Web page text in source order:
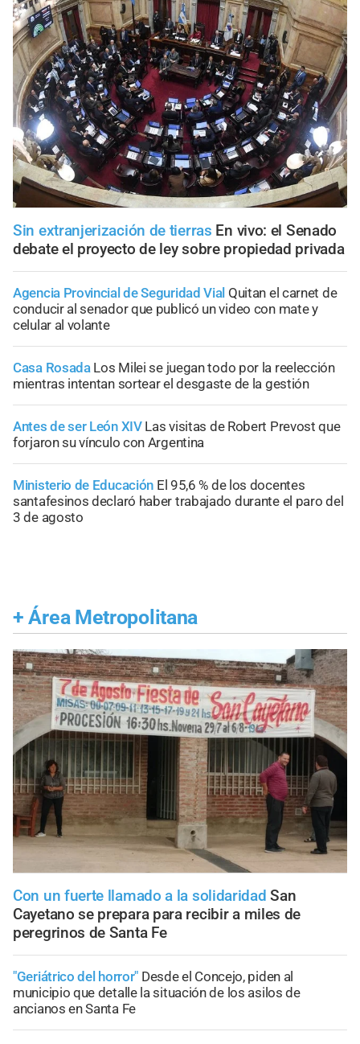
Sin extranjerización de tierras En vivo: el Senado
debate el proyecto de ley sobre propiedad privada
Agencia Provincial de Seguridad Vial Quitan el carnet de
conducir al senador que publicó un video con mate y
celular al volante
Casa Rosada Los Milei se juegan todo por la reelección
mientras intentan sortear el desgaste de la gestión
Antes de ser León XIV Las visitas de Robert Prevost que
forjaron su vínculo con Argentina
Ministerio de Educación El 95,6 % de los docentes
santafesinos declaró haber trabajado durante el paro del
3 de agosto
+ Área Metropolitana
Con un fuerte llamado a la solidaridad San
Cayetano se prepara para recibir a miles de
peregrinos de Santa Fe
"Geriátrico del horror" Desde el Concejo, piden al
municipio que detalle la situación de los asilos de
ancianos en Santa Fe